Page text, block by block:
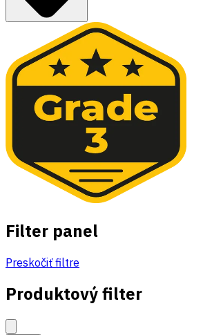
Filter panel
Preskočiť filtre
Produktový filter